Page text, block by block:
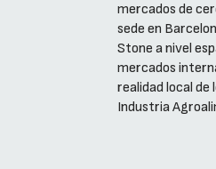
mercados de
sede en
Stone a nivel
mercados
realidad local
Industria